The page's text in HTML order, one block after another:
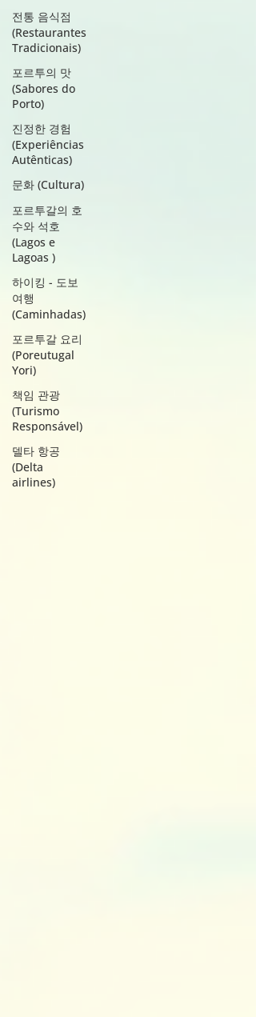
전통 음식점
(Restaurantes
Tradicionais)
포르투의 맛
(Sabores do
Porto)
진정한 경험
(Experiências
Autênticas)
문화 (Cultura)
포르투갈의 호
수와 석호
(Lagos e
Lagoas )
하이킹 - 도보
여행
(Caminhadas)
포르투갈 요리
(Poreutugal
Yori)
책임 관광
(Turismo
Responsável)
델타 항공
(Delta
airlines)